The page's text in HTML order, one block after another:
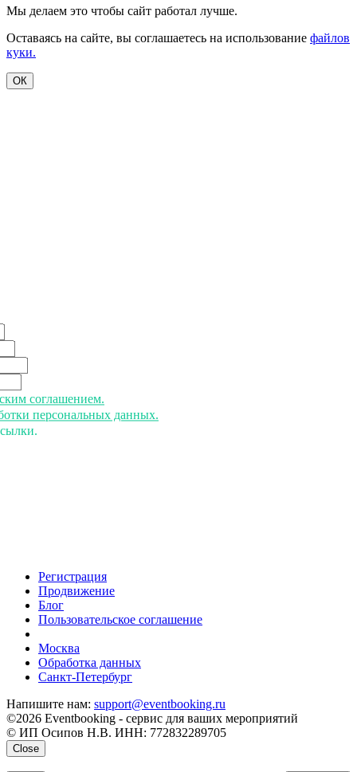
Мы делаем это чтобы сайт работал лучше.
Оставаясь на сайте, вы соглашаетесь на использование файлов
куки.
ОК
соглашением.
персональных данных.
Регистрация
Продвижение
Блог
Пользовательское соглашение
Москва
Обработка данных
Санкт-Петербург
Напишите нам: support@eventbooking.ru
©2026 Eventbooking - сервис для ваших мероприятий
© ИП Осипов Н.В. ИНН: 772832289705
Close